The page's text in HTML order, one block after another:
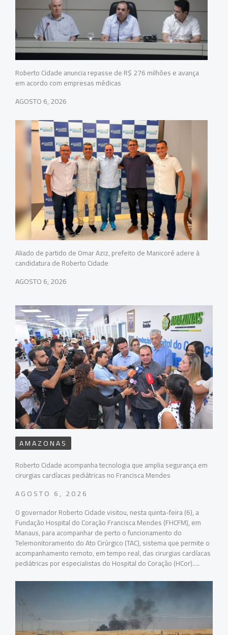
Roberto Cidade anuncia repasse de R$ 276 milhões e avança
em acordo com empresas médicas
AGOSTO 6, 2026
Aliado de partido de Omar Aziz, prefeito de Manicoré adere à
candidatura de Roberto Cidade
AGOSTO 6, 2026
AMAZONAS
Roberto Cidade acompanha tecnologia que amplia segurança em
cirurgias cardíacas pediátricas no Francisca Mendes
AGOSTO 6, 2026
O governador Roberto Cidade visitou, nesta quinta-feira (6), a
Fundação Hospital do Coração Francisca Mendes (FHCFM), em
Manaus, para acompanhar de perto o funcionamento do
Telemonitoramento do Ato Cirúrgico (TAC), sistema que permite o
acompanhamento remoto, em tempo real, das cirurgias cardíacas
pediátricas por especialistas do Hospital do Coração (HCor)….